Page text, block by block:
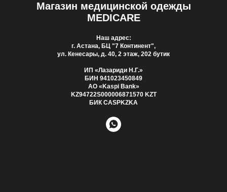
Магазин медицинской одежды
MEDICARE
Наш адрес:
г. Астана, БЦ "7 Континент",
ул. Кенесары, д. 40, 2 этаж, 202 бутик
ИП «Лазариди Н.Г.»
БИН 941023450849
АО «Kaspi Bank»
KZ94722S000006871570 KZT
БИК CASPKZKA